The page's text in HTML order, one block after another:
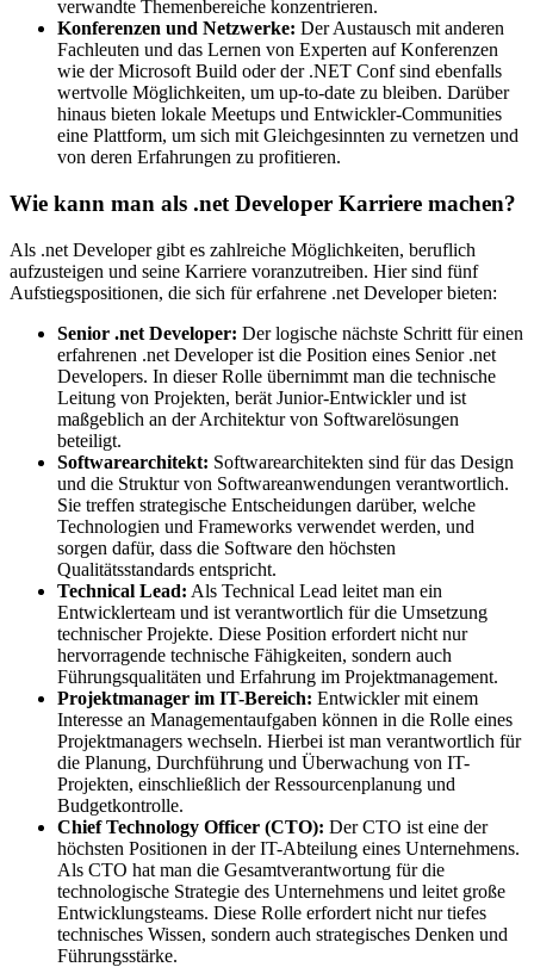
verwandte Themenbereiche konzentrieren.
Konferenzen und Netzwerke: Der Austausch mit anderen
Fachleuten und das Lernen von Experten auf Konferenzen
wie der Microsoft Build oder der .NET Conf sind ebenfalls
wertvolle Möglichkeiten, um up-to-date zu bleiben. Darüber
hinaus bieten lokale Meetups und Entwickler-Communities
eine Plattform, um sich mit Gleichgesinnten zu vernetzen und
von deren Erfahrungen zu profitieren.
Wie kann man als .net Developer Karriere machen?
Als .net Developer gibt es zahlreiche Möglichkeiten, beruflich
aufzusteigen und seine Karriere voranzutreiben. Hier sind fünf
Aufstiegspositionen, die sich für erfahrene .net Developer bieten:
Senior .net Developer: Der logische nächste Schritt für einen
erfahrenen .net Developer ist die Position eines Senior .net
Developers. In dieser Rolle übernimmt man die technische
Leitung von Projekten, berät Junior-Entwickler und ist
maßgeblich an der Architektur von Softwarelösungen
beteiligt.
Softwarearchitekt: Softwarearchitekten sind für das Design
und die Struktur von Softwareanwendungen verantwortlich.
Sie treffen strategische Entscheidungen darüber, welche
Technologien und Frameworks verwendet werden, und
sorgen dafür, dass die Software den höchsten
Qualitätsstandards entspricht.
Technical Lead: Als Technical Lead leitet man ein
Entwicklerteam und ist verantwortlich für die Umsetzung
technischer Projekte. Diese Position erfordert nicht nur
hervorragende technische Fähigkeiten, sondern auch
Führungsqualitäten und Erfahrung im Projektmanagement.
Projektmanager im IT-Bereich: Entwickler mit einem
Interesse an Managementaufgaben können in die Rolle eines
Projektmanagers wechseln. Hierbei ist man verantwortlich für
die Planung, Durchführung und Überwachung von IT-
Projekten, einschließlich der Ressourcenplanung und
Budgetkontrolle.
Chief Technology Officer (CTO): Der CTO ist eine der
höchsten Positionen in der IT-Abteilung eines Unternehmens.
Als CTO hat man die Gesamtverantwortung für die
technologische Strategie des Unternehmens und leitet große
Entwicklungsteams. Diese Rolle erfordert nicht nur tiefes
technisches Wissen, sondern auch strategisches Denken und
Führungsstärke.